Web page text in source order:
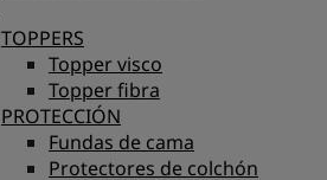
TOPPERS
Topper visco
Topper fibra
PROTECCIÓN
Fundas de cama
Protectores de colchón